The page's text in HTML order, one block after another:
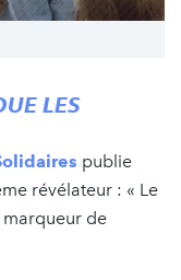
LES
publie
révélateur : « Le
marqueur de